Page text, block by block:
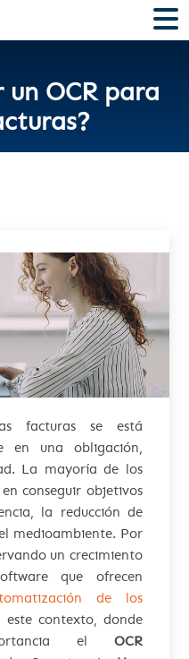
OCR para
ORC y descrubre
facturas se está
en una obligación,
La mayoría de los
conseguir objetivos
la reducción de
medioambiente. Por
un crecimiento
que ofrecen
de los
este contexto, donde
el OCR